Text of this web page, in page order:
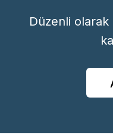
Düzenli olarak